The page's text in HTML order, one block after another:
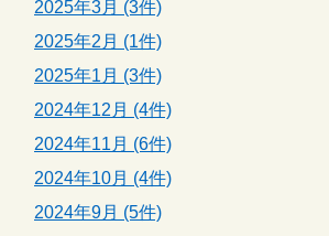
2025年3月 (3件)
2025年2月 (1件)
2025年1月 (3件)
2024年12月 (4件)
2024年11月 (6件)
2024年10月 (4件)
2024年9月 (5件)